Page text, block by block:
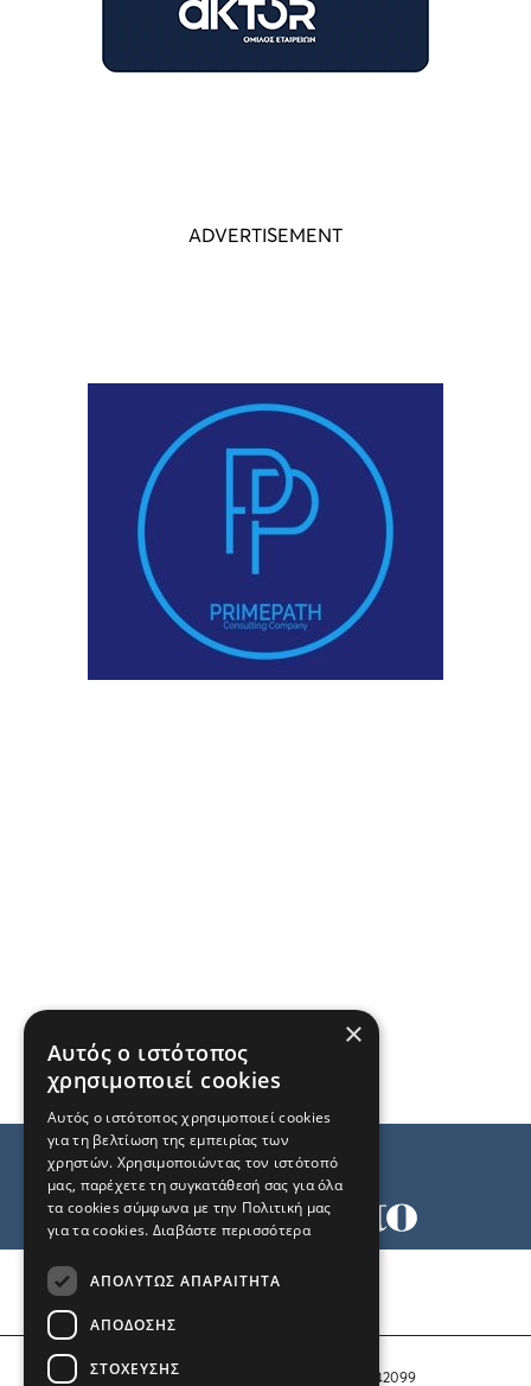
Αριθμός Πιστοποίησης Μ.Η.Τ. 242099
×
Αυτός ο ιστότοπος
χρησιμοποιεί cookies
Αυτός ο ιστότοπος χρησιμοποιεί cookies
για τη βελτίωση της εμπειρίας των
χρηστών. Χρησιμοποιώντας τον ιστότοπό
μας, παρέχετε τη συγκατάθεσή σας για όλα
τα cookies σύμφωνα με την Πολιτική μας
για τα cookies. Διαβάστε περισσότερα
ΑΠΟΛΎΤΩΣ ΑΠΑΡΑΊΤΗΤΑ
ΑΠΌΔΟΣΗΣ
ΣΤΌΧΕΥΣΗΣ